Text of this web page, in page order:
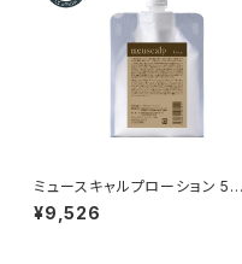
ミュースキャルプローション 50
0g｜リトルサイエンティスト正
規品【詰め替え・大容量】
¥9,526